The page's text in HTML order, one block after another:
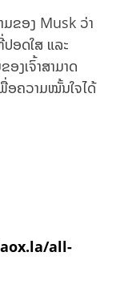
ຂອງ Musk ວ່າ
ອດໃສ ແລະ
ງເຈົ້າສາມາດ
ອຄວາມໝັ້ນໃຈໄດ້
all-